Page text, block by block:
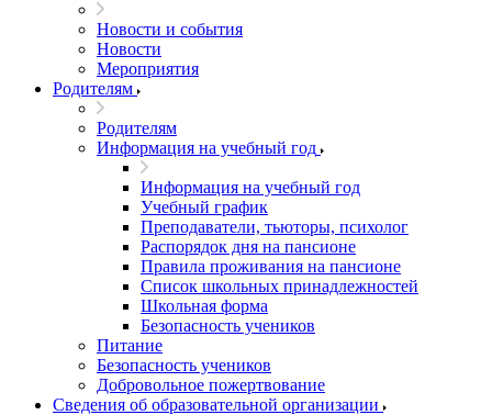
Новости и события
Новости
Мероприятия
Родителям
Родителям
Информация на учебный год
Информация на учебный год
Учебный график
Преподаватели, тьюторы, психолог
Распорядок дня на пансионе
Правила проживания на пансионе
Список школьных принадлежностей
Школьная форма
Безопасность учеников
Питание
Безопасность учеников
Добровольное пожертвование
Сведения об образовательной организации